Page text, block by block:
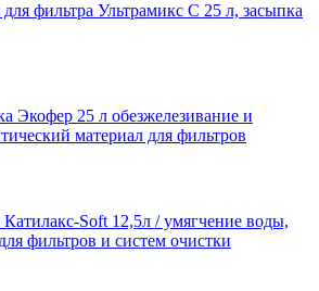
фильтра Ультрамикс C 25 л, засыпка
Экофер 25 л обезжелезивание и
материал для фильтров
Soft 12,5л / умягчение воды,
фильтров и систем очистки